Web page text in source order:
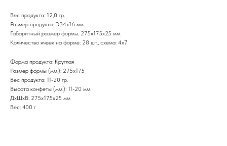
Вес продукта: 12,0 гр.
Размер продукта: D34х16 мм.
Габаритный размер формы: 275х175х25 мм.
Количество ячеек на форме: 28 шт., схема: 4х7
Форма продукта: Круглая
Размер формы (мм.): 275х175
Вес продукта: 11-20 гр.
Высота конфеты (мм.): 11-20 мм.
ДxШxВ: 275x175x25 мм
Вес: 400 г